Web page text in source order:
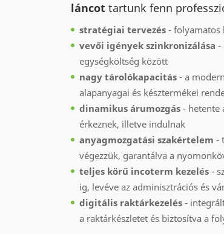
láncot tartunk fenn
stratégiai tervezés - folyamatos
vevői igények szinkronizálása -
egységköltség között
nagy tárolókapacitás - a
alapanyagai és késztermékei
dinamikus árumozgás - hetente
érkeznek, illetve indulnak
anyagmozgatási szakértelem -
végezzük, garantálva a
teljes körű incoterm kezelés -
ig, levéve az adminisztrációs és
digitális raktárkezelés -
a raktárkészletet és biztosítva a